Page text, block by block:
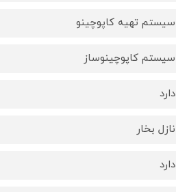
سیستم تهیه کاپوچینو
سیستم کاپوچینوساز
دارد
نازل بخار
دارد